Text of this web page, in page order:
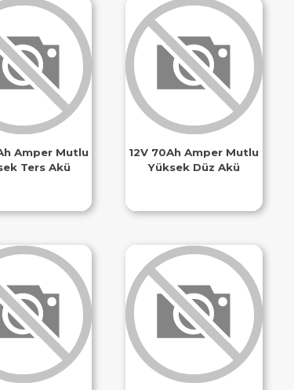
Amper Mutlu
Ters Akü
12V 70Ah Amper Mutlu
Yüksek Düz Akü